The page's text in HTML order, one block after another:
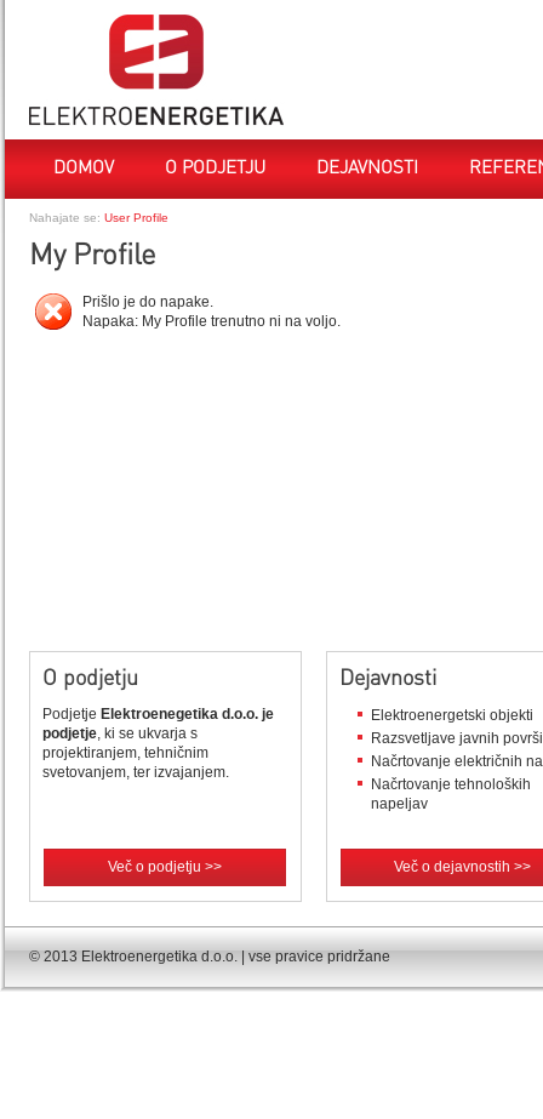
DOMOV O PODJETJU DEJAVNOSTI
Nahajate se: User Profile
My Profile
Prišlo je do napake.
Napaka: My Profile trenutno ni na voljo.
O podjetju
Podjetje Elektroenegetika d.o.o. je
podjetje, ki se ukvarja s
projektiranjem, tehničnim
svetovanjem, ter izvajanjem.
Več o podjetju >>
Dejavnosti
Elektroenergetski objekti
Razsvetljave javnih
Načrtovanje električnih
Načrtovanje tehnoloških
napeljav
Več o dejavnostih >>
© 2013 Elektroenergetika d.o.o. | vse pravice pridržane